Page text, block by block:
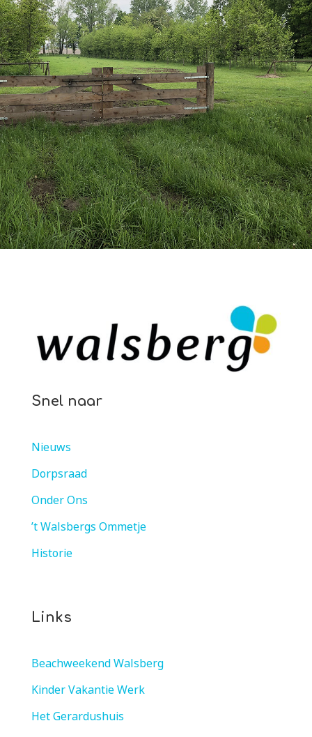
Snel naar
Nieuws
Dorpsraad
Onder Ons
’t Walsbergs Ommetje
Historie
Links
Beachweekend Walsberg
Kinder Vakantie Werk
Het Gerardushuis